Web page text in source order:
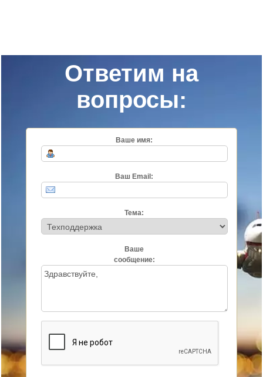
Ответим на
вопросы:
Ваше имя:
Ваш Email:
Тема:
Ваше
сообщение: